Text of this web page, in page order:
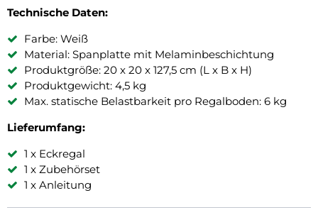
Technische Daten:
Farbe: Weiß
Material: Spanplatte mit Melaminbeschichtung
Produktgröße: 20 x 20 x 127,5 cm (L x B x H)
Produktgewicht: 4,5 kg
Max. statische Belastbarkeit pro Regalboden: 6 kg
Lieferumfang:
1 x Eckregal
1 x Zubehörset
1 x Anleitung